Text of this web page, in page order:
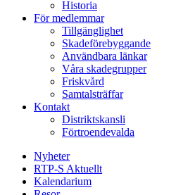
Historia
För medlemmar
Tillgänglighet
Skadeförebyggande
Användbara länkar
Våra skadegrupper
Friskvård
Samtalsträffar
Kontakt
Distriktskansli
Förtroendevalda
Nyheter
RTP-S Aktuellt
Kalendarium